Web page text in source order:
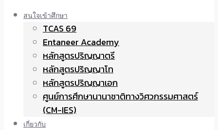
สนใจเข้าศึกษา
TCAS 69
Entaneer Academy
หลักสูตรปริญญาตรี
หลักสูตรปริญญาโท
หลักสูตรปริญญาเอก
ศูนย์การศึกษานานาชาติทางวิศวกรรมศาสตร์
(CM-IES)
เกี่ยวกับ